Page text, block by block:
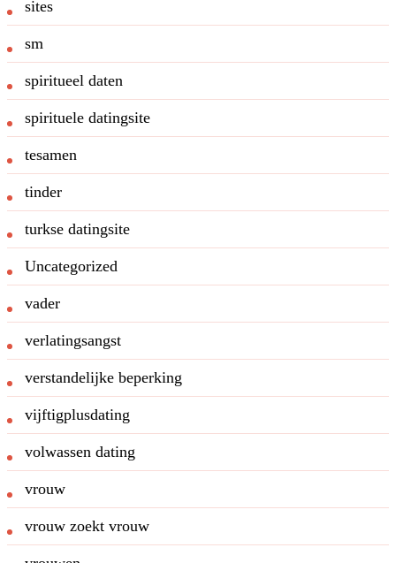
sites
sm
spiritueel daten
spirituele datingsite
tesamen
tinder
turkse datingsite
Uncategorized
vader
verlatingsangst
verstandelijke beperking
vijftigplusdating
volwassen dating
vrouw
vrouw zoekt vrouw